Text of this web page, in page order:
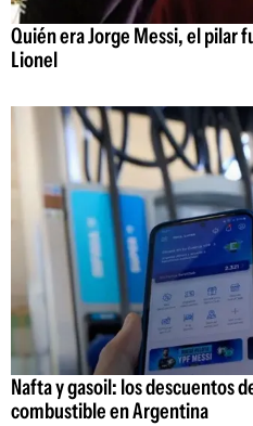
Quién era Jorge Messi, el pilar
Lionel
Nafta y gasoil: los descuentos
combustible en Argentina